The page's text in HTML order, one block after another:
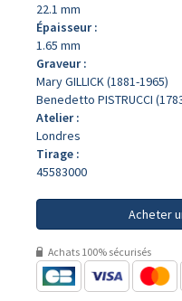
22.1 mm
Épaisseur :
1.65 mm
Graveur :
Mary GILLICK (1881-1965)
Benedetto PISTRUCCI
Atelier :
Londres
Tirage :
45583000
Acheter
Achats 100% sécurisés